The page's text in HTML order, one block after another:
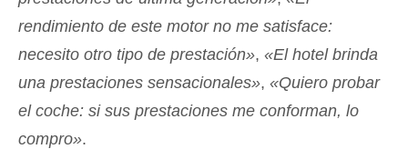
rendimiento de este motor no me satisface:
necesito otro tipo de prestación», «El hotel brinda
una prestaciones sensacionales», «Quiero probar
el coche: si sus prestaciones me conforman, lo
compro».